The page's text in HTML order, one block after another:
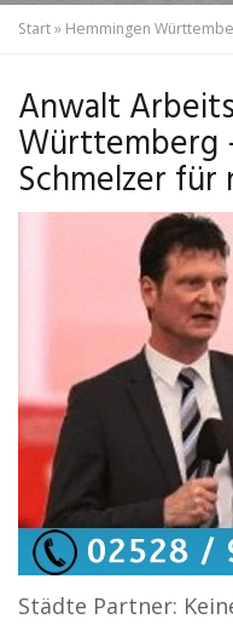
Start» Hemmingen
Anwalt
Württemberg
Schmelzer
Städte Partner: